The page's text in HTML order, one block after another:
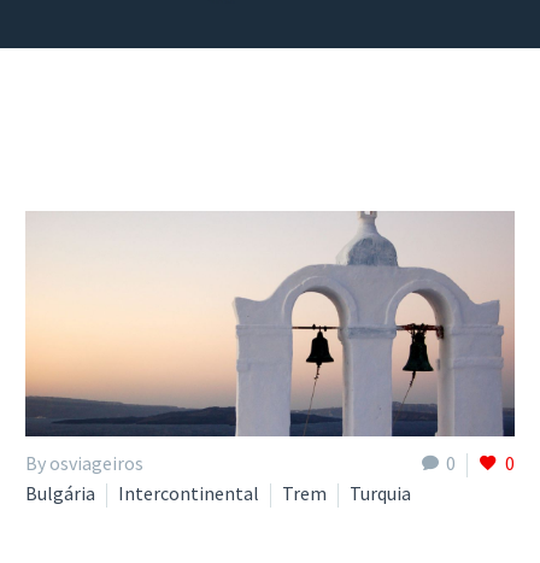
0 0
By osviageiros
Bulgária
Intercontinental Trem Turquia